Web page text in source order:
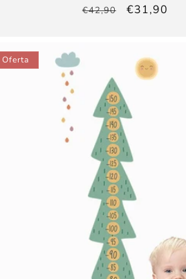
Precio
€42,90
Precio
€31,90
Oferta